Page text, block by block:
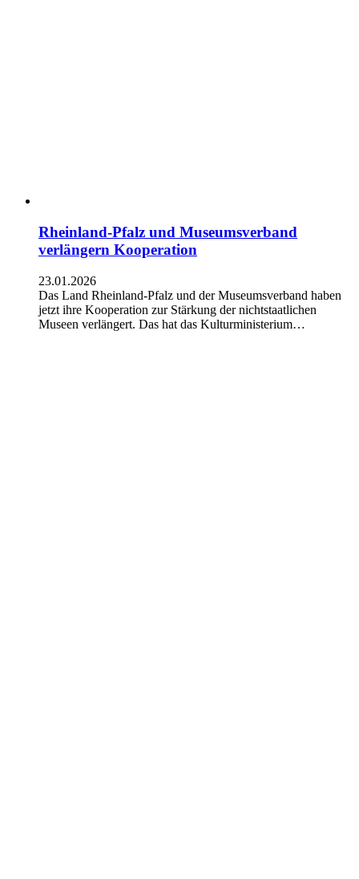
Rheinland-Pfalz und Museumsverband
verlängern Kooperation
23.01.2026
Das Land Rheinland-Pfalz und der Museumsverband haben
jetzt ihre Kooperation zur Stärkung der nichtstaatlichen
Museen verlängert. Das hat das Kulturministerium…